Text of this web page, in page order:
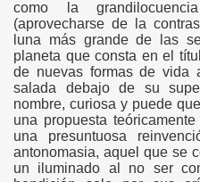
como la
(aprovecharse de la
luna más grande de las
planeta que consta en el
de nuevas formas de vida
salada debajo de su
nombre, curiosa y puede
una propuesta
una presuntuosa
antonomasia, aquel que se
un iluminado al no ser